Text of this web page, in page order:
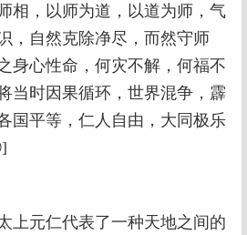
相，以师为道，以道为师，气
，自然克除净尽，而然守师
身心性命，何灾不解，何福不
当时因果循环，世界混争，霹
国平等，仁人自由，大同极乐
上元仁代表了一种天地之间的